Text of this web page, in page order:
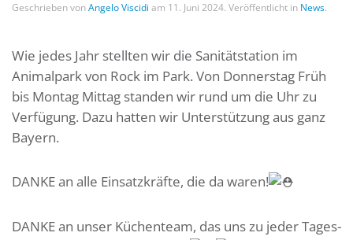
Geschrieben vonAngelo Viscidi am 11. Juni 2024. Veröffentlicht in News.
Wie jedes Jahr stellten wir die Sanitätstation im
Animalpark von Rock im Park. Von Donnerstag Früh
bis Montag Mittag standen wir rund um die Uhr zu
Verfügung. Dazu hatten wir Unterstützung aus ganz
Bayern.
DANKE an alle Einsatzkräfte, die da waren!
DANKE an unser Küchenteam, das uns zu jeder Tages-